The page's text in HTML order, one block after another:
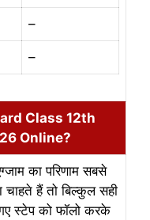
–
–
Class 12th
Online?
का परिणाम सबसे
हैं तो बिल्कुल सही
स्टेप को फॉलो करके